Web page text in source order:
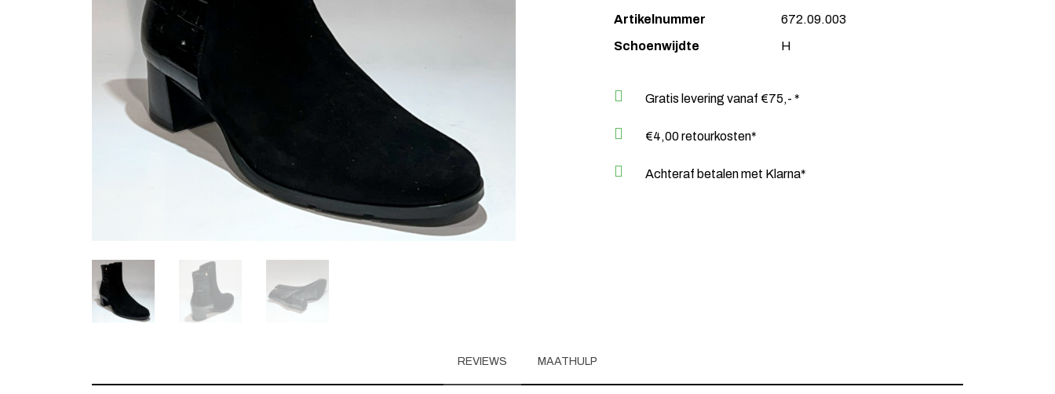
Artikelnummer
672.09.003
Schoenwijdte
H
Gratis levering vanaf €75,- *
€4,00 retourkosten*
Achteraf betalen met Klarna*
REVIEWS MAATHULP